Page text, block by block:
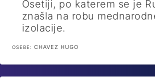
Osetiji, po katerem se je
znašla na robu
izolacije.
OSEBE: CHAVEZ HUGO